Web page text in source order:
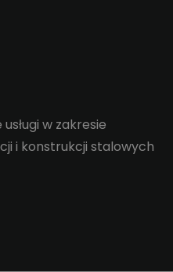
w zakresie
i konstrukcji stalowych